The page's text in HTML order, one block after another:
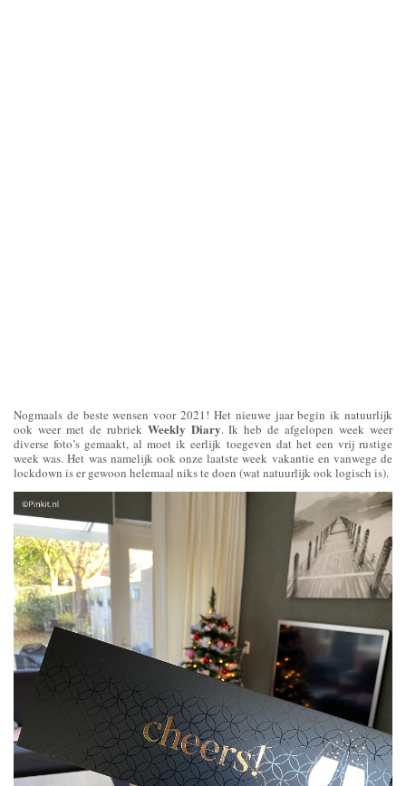
Nogmaals de beste wensen voor 2021! Het nieuwe jaar begin ik natuurlijk
ook weer met de rubriek Weekly Diary. Ik heb de afgelopen week weer
diverse foto’s gemaakt, al moet ik eerlijk toegeven dat het een vrij rustige
week was. Het was namelijk ook onze laatste week vakantie en vanwege de
lockdown is er gewoon helemaal niks te doen (wat natuurlijk ook logisch is).